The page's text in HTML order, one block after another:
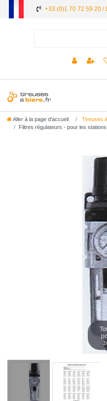
+33 (0)1 70 72 59 20 /
Aller à la page d’accueil
Tireuses
Filtres régulateurs - pour les